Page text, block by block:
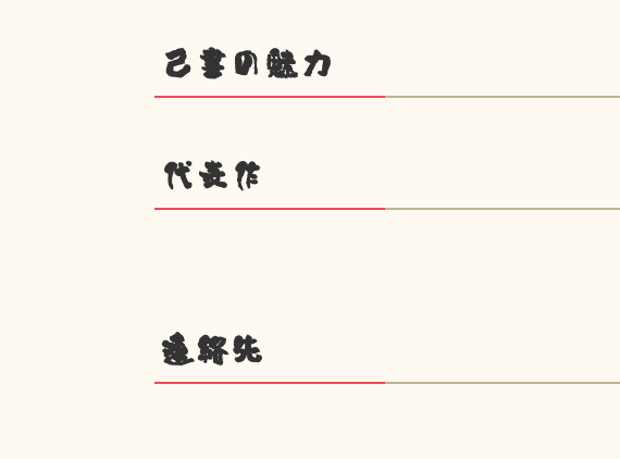
己書の魅力
代表作
連絡先